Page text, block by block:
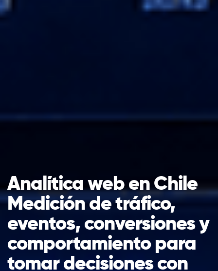
Analítica web en Chile
Medición de tráfico,
eventos, conversiones y
comportamiento para
tomar decisiones con